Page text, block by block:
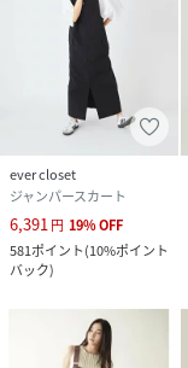
ever closet
ジャンパースカート
6,391円 19%OFF
581ポイント(10%ポイント
バック)